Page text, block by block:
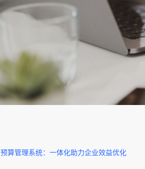
预算管理系统：一体化助力企业效益优化